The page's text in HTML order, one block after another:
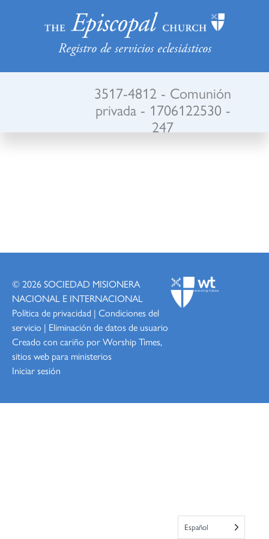
Registro de servicios eclesiásticos
3517-4812 - Comunión
privada - 1706122530 -
247
© 2026SOCIEDAD MISIONERA
NACIONAL E INTERNACIONAL
Política de privacidad | Condiciones del
servicio | Eliminación de datos de usuario
Creado con cariño por WorshipTimes,
sitios web para ministerios
Iniciar sesión
Español